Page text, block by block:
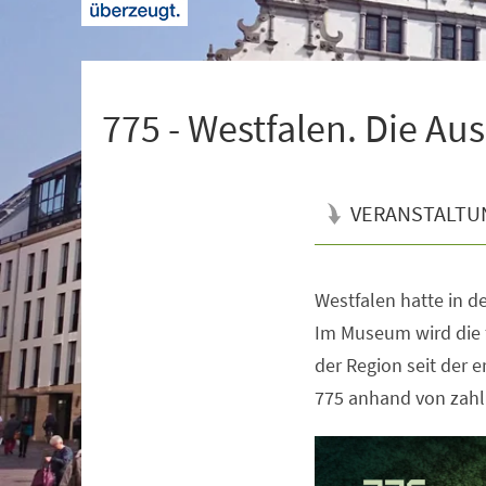
775 - Westfalen. Die
Westfalen hatte in
Im Museum wird
der Region seit der
775 anhand von